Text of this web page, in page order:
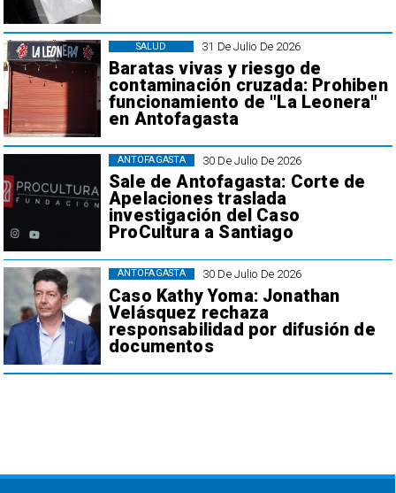
31 De Julio De 2026
Baratas vivas y riesgo de
contaminación cruzada: Prohiben
funcionamiento de "La Leonera"
en Antofagasta
SALUD
30 De Julio De 2026
Sale de Antofagasta: Corte de
Apelaciones traslada
investigación del Caso
ProCultura a Santiago
ANTOFAGASTA
30 De Julio De 2026
Caso Kathy Yoma: Jonathan
Velásquez rechaza
responsabilidad por difusión de
documentos
ANTOFAGASTA